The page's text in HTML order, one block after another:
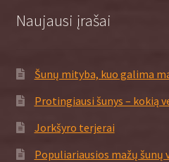
Naujausi įrašai
Šunų mityba, kuo galima
Protingiausi šunys – kokią
Jorkšyro terjerai
Populiariausios mažų šunų